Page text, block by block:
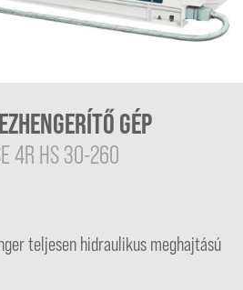
GÉP
4R HS 30-260
teljesen hidraulikus meghajtású